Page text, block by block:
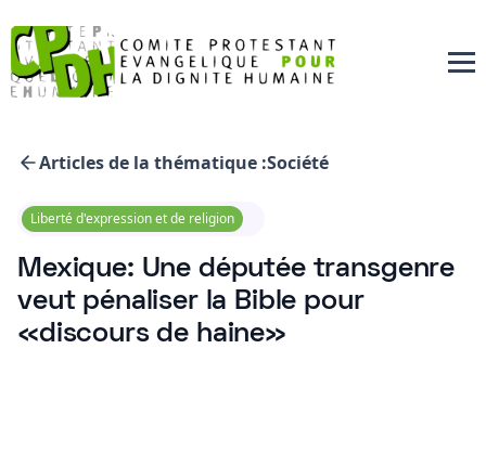
Articles de la thématique :Société
Liberté d'expression et de religion
Mexique: Une députée transgenre
veut pénaliser la Bible pour
«discours de haine»